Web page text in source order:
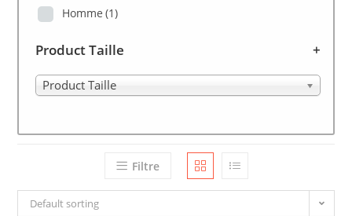
Homme (1)
Product Taille +
Product Taille
Filtre
Default sorting